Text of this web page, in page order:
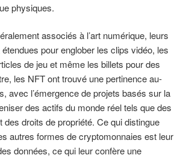
physiques.
associés à l’art numérique, leurs
pour englober les clips vidéo, les
de jeu et même les billets pour des
les NFT ont trouvé une pertinence au-
avec l’émergence de projets basés sur la
des actifs du monde réel tels que des
des droits de propriété. Ce qui distingue
autres formes de cryptomonnaies est leur
données, ce qui leur confère une